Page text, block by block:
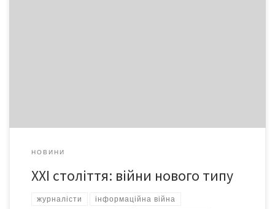
НОВИНИ
ХХІ століття: війни нового типу
журналісти інформаційна війна